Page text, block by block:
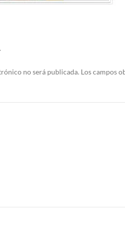
no será publicada. Los campos